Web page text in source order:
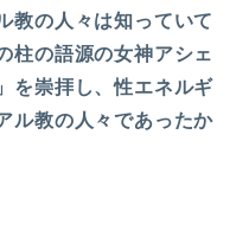
教の人々は知っていて
の語源の女神アシェ
拝し、性エネルギ
ル教の人々であったか